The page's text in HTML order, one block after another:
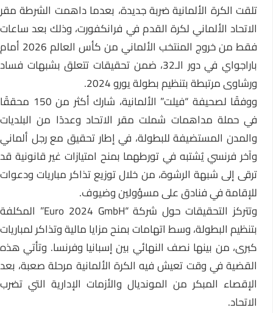
تلقت الكرة الألمانية ضربة جديدة، بعدما داهمت الشرطة مقر
الاتحاد الألماني لكرة القدم في فرانكفورت، وذلك بعد ساعات
فقط من خروج المنتخب الألماني منكأس العالم 2026
أمام
باراجواي في دور الـ32، ضمن تحقيقات تتعلق بشبهات فساد
ورشاوى مرتبطة بتنظيم بطولة يورو 2024.
ووفقًا لصحيفة “فيلت” الألمانية، شارك أكثر من 150 محققًا
في حملة مداهمات شملت مقر الاتحاد وعددًا من البلديات
والمدن المستضيفة للبطولة، في إطار تحقيق مع رجل ألماني
وآخر فرنسي يُشتبه في تورطهما بمنح امتيازات غير قانونية قد
ترقى إلى شبهة الرشوة، من خلال توزيع تذاكر مباريات ودعوات
للإقامة في فنادق على مسؤولين وضيوف.
وتتركز التحقيقات حول شركة “Euro 2024 GmbH” المكلفة
بتنظيم البطولة، وسط اتهامات بمنح مزايا مالية وتذاكر لمباريات
كبرى، من بينها نصف النهائي بين إسبانيا وفرنسا. وتأتي هذه
القضية في وقت تعيش فيه الكرة الألمانية مرحلة صعبة، بعد
الإقصاء المبكر من المونديال والأزمات الإدارية التي تضرب
الاتحاد.